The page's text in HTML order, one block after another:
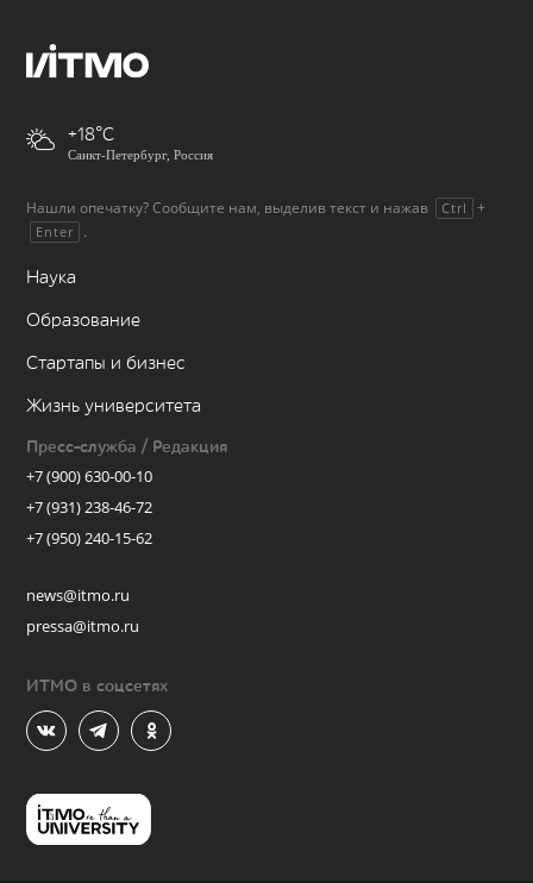
+18
Санкт-Петербург, Россия
Нашли опечатку? Сообщите нам, выделив текст и нажав Ctrl +
Enter .
Наука
Образование
Стартапы и бизнес
Жизнь университета
Пресс-служба / Редакция
+7 (900) 630-00-10
+7 (931) 238-46-72
+7 (950) 240-15-62
news@itmo.ru
pressa@itmo.ru
ИТМО в соцсетях